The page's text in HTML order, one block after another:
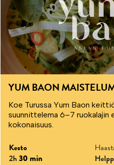
YUM BAON
Koe Turussa Yum Baon
suunnittelema 6–7 ruokalajin
kokonaisuus.
Kesto
2h30 min